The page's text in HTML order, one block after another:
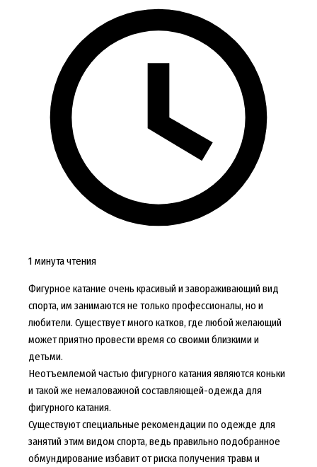
1 минута чтения
Фигурное катание очень красивый и завораживающий вид
спорта, им занимаются не только профессионалы, но и
любители. Существует много катков, где любой желающий
может приятно провести время со своими близкими и
детьми.
Неотъемлемой частью фигурного катания являются коньки
и такой же немаловажной составляющей-одежда для
фигурного катания.
Существуют специальные рекомендации по одежде для
занятий этим видом спорта, ведь правильно подобранное
обмундирование избавит от риска получения травм и